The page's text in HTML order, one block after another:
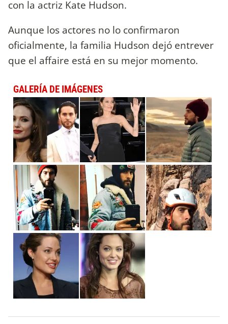
con la actriz Kate Hudson.
Aunque los actores no lo confirmaron
oficialmente, la familia Hudson dejó entrever
que el affaire está en su mejor momento.
GALERÍA DE IMÁGENES